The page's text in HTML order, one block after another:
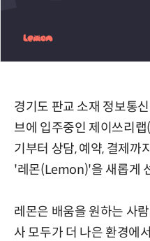
경기도 판교 소재 정보통
브에 입주중인 제이쓰리
기부터 상담, 예약, 결제까
'레몬(Lemon)'을 새롭게
레몬은 배움을 원하는 사
사 모두가 더 나은 환경에